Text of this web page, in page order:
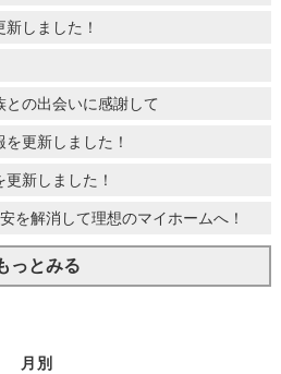
新しました！
との出会いに感謝して
を更新しました！
更新しました！
を解消して理想のマイホームへ！
っとみる
月別